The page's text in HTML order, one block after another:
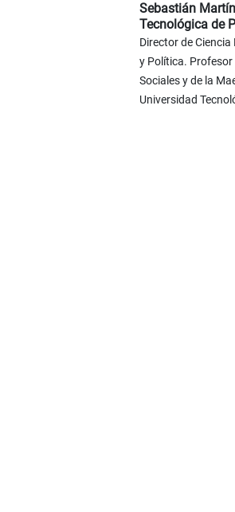
Sebastián
Tecnológica de
Director de
y Política. Profesor
Sociales y de la
Universidad